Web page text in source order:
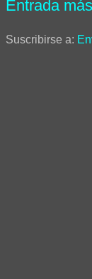
Entrada
Suscribirse a: